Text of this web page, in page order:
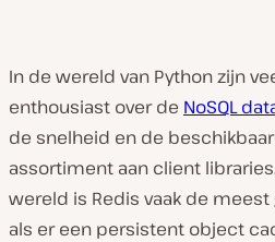
In de wereld van Python zijn
enthousiast over de NoSQL
de snelheid en de
assortiment aan client
wereld is Redis vaak de
als er een persistent object